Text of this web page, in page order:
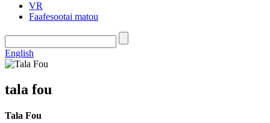
VR
Faafesootai matou
English
tala fou
Tala Fou